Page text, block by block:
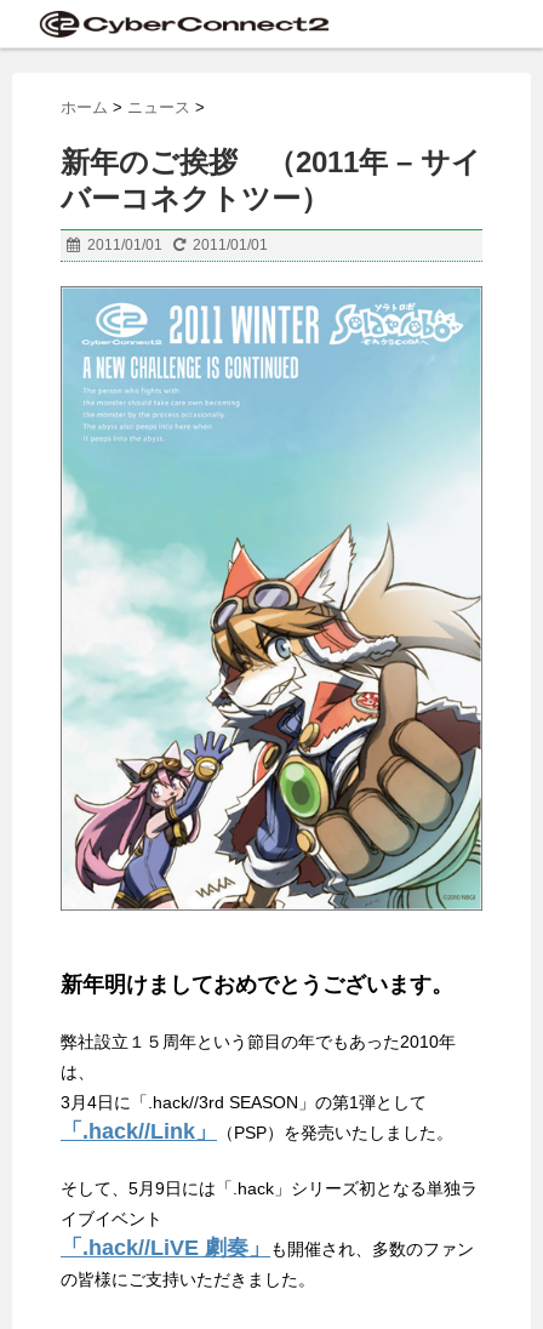
ホーム > ニュース >
新年のご挨拶 （2011年 – サイ
バーコネクトツー）
2011/01/01 2011/01/01
新年明けましておめでとうございます。
弊社設立１５周年という節目の年でもあった2010年
は、
3月4日に「.hack//3rd SEASON」の第1弾として
「.hack//Link」 （PSP）を発売いたしました。
そして、5月9日には「.hack」シリーズ初となる単独ラ
イブイベント
「.hack//LiVE 劇奏」
も開催され、多数のファン
の皆様にご支持いただきました。